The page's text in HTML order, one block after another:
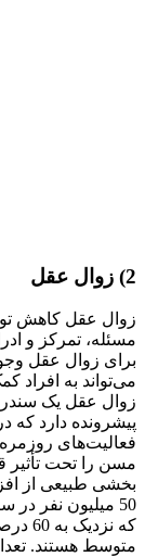
2) زوال عقل
زوال عقل کاهش
مسئله، تمرکز و
برای زوال عقل
می‌تواند به افراد
زوال عقل یک
پیشرونده دارد که
فعالیت‌های روزمره
مسن را تحت تأثیر
بخشی طبیعی از
50 میلیون نفر
که
متوسط هستند.